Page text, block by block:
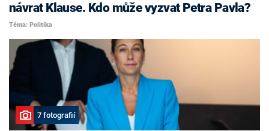
návrat Klause. Kdo může vyzvat Petra Pavla?
Téma: Politika
7 fotografií